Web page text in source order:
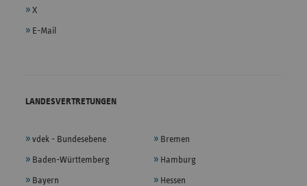
X
E-Mail
LANDESVERTRETUNGEN
vdek - Bundesebene
Baden-Württemberg
Bayern
Bremen
Hamburg
Hessen